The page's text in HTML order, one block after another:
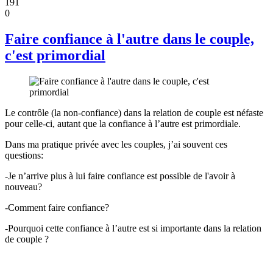
191
0
Faire confiance à l'autre dans le couple,
c'est primordial
Le contrôle (la non-confiance) dans la relation de couple est néfaste
pour celle-ci, autant que la confiance à l’autre est primordiale.
Dans ma pratique privée avec les couples, j’ai souvent ces
questions:
-Je n’arrive plus à lui faire confiance est possible de l'avoir à
nouveau?
-Comment faire confiance?
-Pourquoi cette confiance à l’autre est si importante dans la relation
de couple ?